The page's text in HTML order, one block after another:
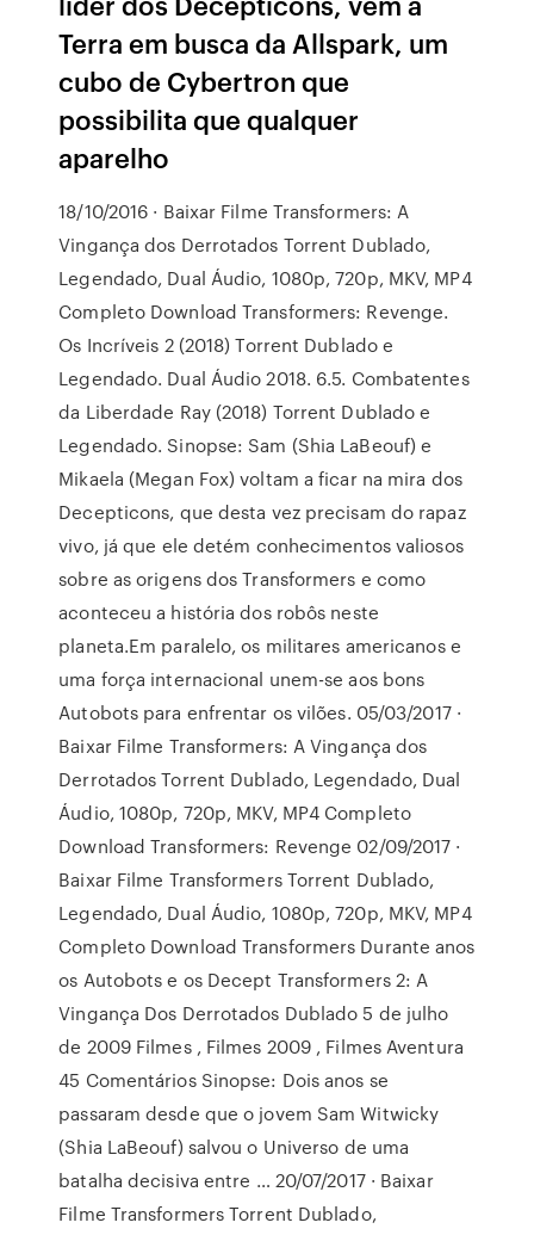
Terra em busca da Allspark, um
cubo de Cybertron que
possibilita que qualquer
aparelho
18/10/2016 · Baixar Filme Transformers: A
Vingança dos Derrotados Torrent Dublado,
Legendado, Dual Áudio, 1080p, 720p, MKV, MP4
Completo Download Transformers: Revenge.
Os Incríveis 2 (2018) Torrent Dublado e
Legendado. Dual Áudio 2018. 6.5. Combatentes
da Liberdade Ray (2018) Torrent Dublado e
Legendado. Sinopse: Sam (Shia LaBeouf) e
Mikaela (Megan Fox) voltam a ficar na mira dos
Decepticons, que desta vez precisam do rapaz
vivo, já que ele detém conhecimentos valiosos
sobre as origens dos Transformers e como
aconteceu a história dos robôs neste
planeta.Em paralelo, os militares americanos e
uma força internacional unem-se aos bons
Autobots para enfrentar os vilões. 05/03/2017 ·
Baixar Filme Transformers: A Vingança dos
Derrotados Torrent Dublado, Legendado, Dual
Áudio, 1080p, 720p, MKV, MP4 Completo
Download Transformers: Revenge 02/09/2017 ·
Baixar Filme Transformers Torrent Dublado,
Legendado, Dual Áudio, 1080p, 720p, MKV, MP4
Completo Download Transformers Durante anos
os Autobots e os Decept Transformers 2: A
Vingança Dos Derrotados Dublado 5 de julho
de 2009 Filmes , Filmes 2009 , Filmes Aventura
45 Comentários Sinopse: Dois anos se
passaram desde que o jovem Sam Witwicky
(Shia LaBeouf) salvou o Universo de uma
batalha decisiva entre … 20/07/2017 · Baixar
Filme Transformers Torrent Dublado,